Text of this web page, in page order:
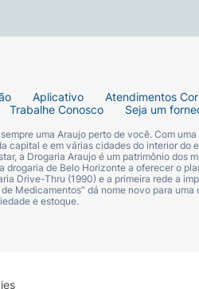
Aplicativo Atendimentos
Trabalhe Conosco Seja um
uma Araujo perto de você. Com
capital e em várias cidades do interior
a Drogaria Araujo é um patrimônio dos
drogaria de Belo Horizonte a oferecer o
Drive-Thru (1990) e a primeira rede a
Medicamentos” dá nome novo para
e estoque.